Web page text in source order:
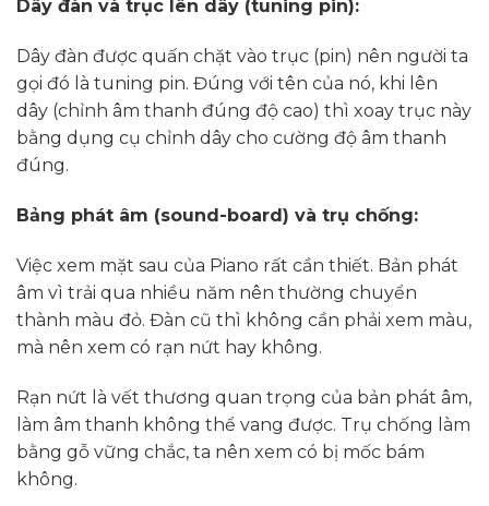
Dây đàn và trục lên dây (tuning pin):
Dây đàn được quấn chặt vào trục (pin) nên người ta
gọi đó là tuning pin. Đúng với tên của nó, khi lên
dây (chỉnh âm thanh đúng độ cao) thì xoay trục này
bằng dụng cụ chỉnh dây cho cường độ âm thanh
đúng.
Bảng phát âm (sound-board) và trụ chống:
Việc xem mặt sau của Piano rất cần thiết. Bản phát
âm vì trải qua nhiều năm nên thường chuyển
thành màu đỏ. Đàn cũ thì không cần phải xem màu,
mà nên xem có rạn nứt hay không.
Rạn nứt là vết thương quan trọng của bản phát âm,
làm âm thanh không thể vang được. Trụ chống làm
bằng gỗ vững chắc, ta nên xem có bị mốc bám
không.